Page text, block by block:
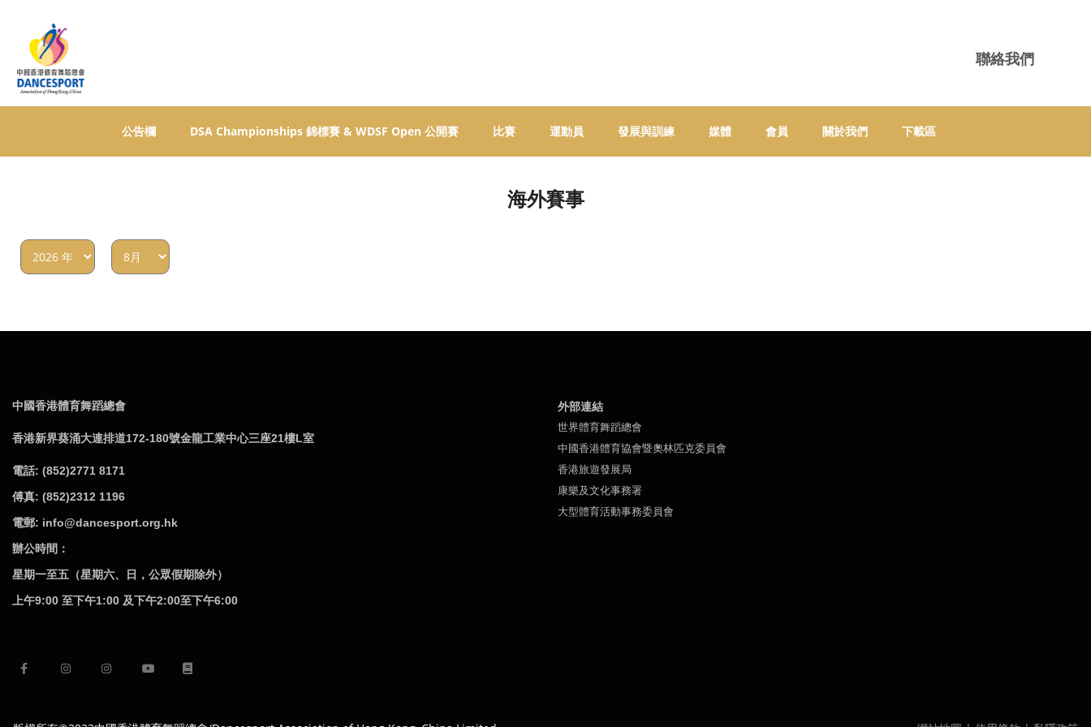
聯絡我們
公告欄 DSA Championships 錦標賽 & WDSF Open 公開賽 比賽 運動員 發展與訓練 媒體 會員 關於我們 下載區
海外賽事
中國香港體育舞蹈總會
香港新界葵涌大連排道172-180號金龍工業中心三座21樓L室
電話: (852)2771 8171
傅真: (852)2312 1196
電郵: info@dancesport.org.hk
辦公時間：
星期一至五（星期六、日，公眾假期除外）
上午9:00 至下午1:00 及下午2:00至下午6:00
外部連結
世界體育舞蹈總會
中國香港體育協會暨奧林匹克委員會
香港旅遊發展局
康樂及文化事務署
大型體育活動事務委員會